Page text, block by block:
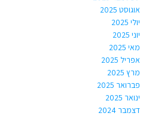
אוגוסט 2025
יולי 2025
יוני 2025
מאי 2025
אפריל 2025
מרץ 2025
פברואר 2025
ינואר 2025
דצמבר 2024